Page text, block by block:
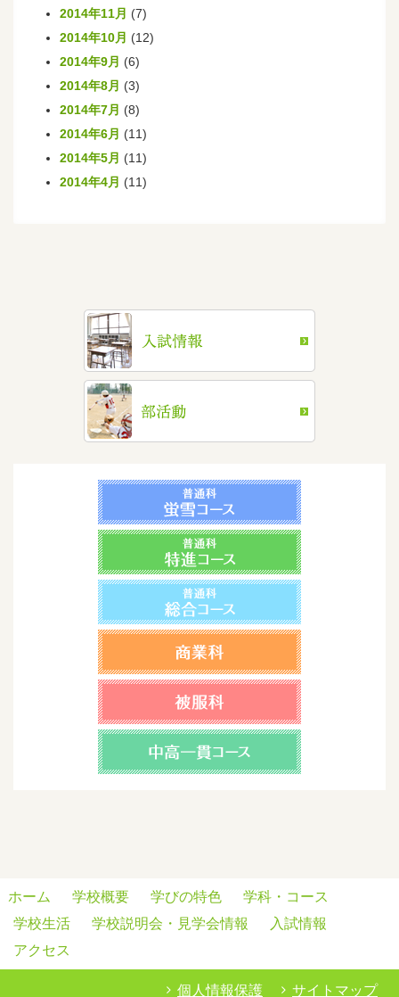
2014年11月 (7)
2014年10月 (12)
2014年9月 (6)
2014年8月 (3)
2014年7月 (8)
2014年6月 (11)
2014年5月 (11)
2014年4月 (11)
ホーム 学校概要 学びの特色
学科・コース
学校生活
学校説明会・見学会情報
入試情報
アクセス
個人情報保護 サイトマップ